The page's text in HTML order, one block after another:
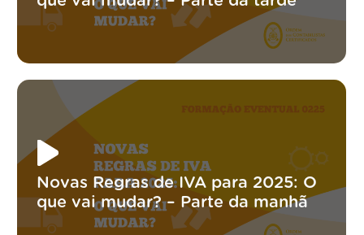
Novas Regras de IVA para 2025: O
que vai mudar? – Parte da manhã